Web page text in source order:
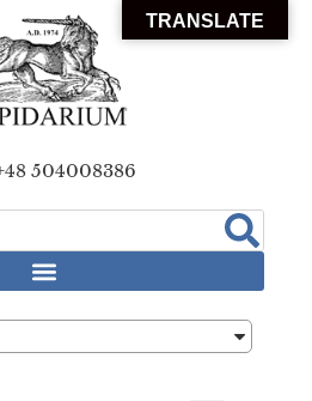
504008386
TRANSLATE